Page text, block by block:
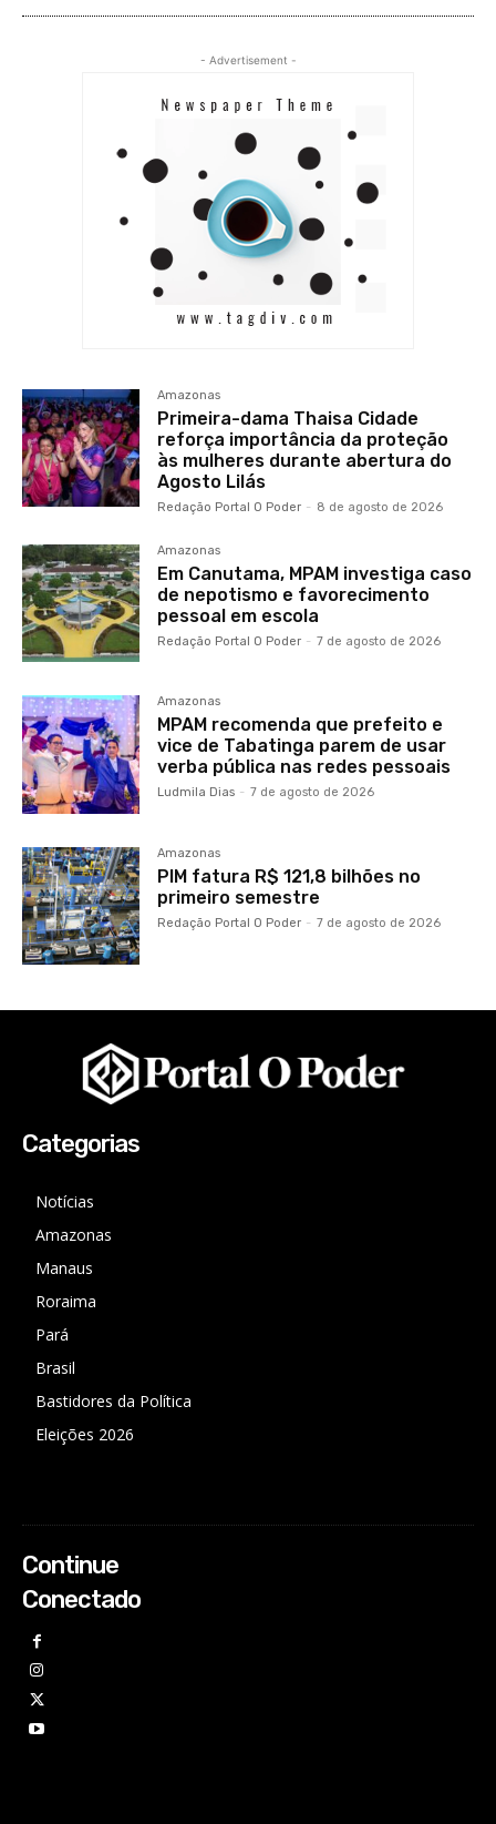
- Advertisement -
Amazonas
Primeira-dama Thaisa Cidade
reforça importância da proteção
às mulheres durante abertura do
Agosto Lilás
Redação Portal O Poder - 8 de agosto de 2026
Amazonas
Em Canutama, MPAM investiga caso
de nepotismo e favorecimento
pessoal em escola
Redação Portal O Poder - 7 de agosto de 2026
Amazonas
MPAM recomenda que prefeito e
vice de Tabatinga parem de usar
verba pública nas redes pessoais
Ludmila Dias - 7 de agosto de 2026
Amazonas
PIM fatura R$ 121,8 bilhões no
primeiro semestre
Redação Portal O Poder - 7 de agosto de 2026
Categorias
Notícias
Amazonas
Manaus
Roraima
Pará
Brasil
Bastidores da Política
Eleições 2026
Continue
Conectado